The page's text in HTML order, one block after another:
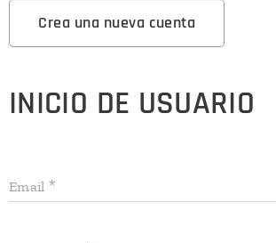
Crea una nueva cuenta
INICIO DE USUARIO
Email